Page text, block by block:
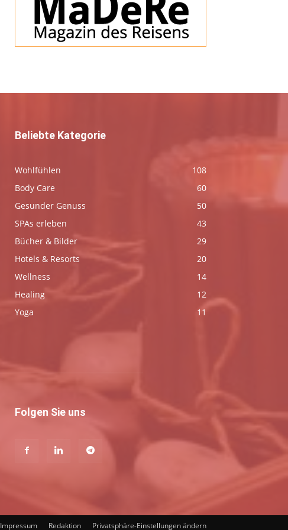
Beliebte Kategorie
Wohlfühlen
108
Body Care
60
Gesunder Genuss
50
SPAs erleben
43
Bücher & Bilder
29
Hotels & Resorts
20
Wellness
14
Healing
12
Yoga
11
Folgen Sie uns
Impressum Redaktion Privatsphäre-Einstellungen ändern